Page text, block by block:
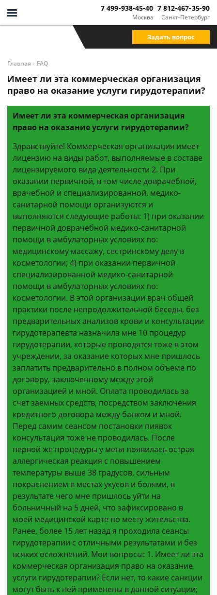
Москва
7 499-938-45-40
Санкт-Петербург
7 812-467-35-90
Задать вопрос
Главная - FAQ
Имеет ли эта коммерческая организация
право на оказание услуги гирудотерапии?
Имеет ли эта коммерческая организация
право на оказание услуги гирудотерапии?
Здравствуйте! Коммерческая организация имеет
лицензию на виды работ, выполняемые в составе
лицензируемого вида деятельности 2. При
оказании первичной, в том числе доврачебной,
врачебной и специализированной, медико-
санитарной помощи организуются и
выполняются следующие работы: 1) при оказании
первичной доврачебной медико-санитарной
помощи в амбулаторных условиях по:
медицинскому массажу, сестринскому делу в
косметологии; 4) при оказании первичной
специализированной медико-санитарной
помощи в амбулаторных условиях по:
косметологии. В этой организации врач общей
практики после непродолжительной беседы, без
предварительных анализов крови и консультации
гирудотерапевта назначила мне 10 процедур
гирудотерапии, которые проводятся тоже в этом
учреждении, за оказание которых мне пришлось
заплатить предварительно в полном объеме по
договору, заключенному между этой
организацией и мной. Оплата проводилась за
счет заемных средств, посредством заключения
кредитного договора между банком и мной.
Перед самим сеансом постановки пиявок
консультация тоже не проводилась. После
первой же процедуры у меня появилась острая
аллергическая реакция с повышением
температуры выше 38 градусов, сильным
покраснением в местах укусов и болями, в
результате чего мне пришлось уйти на
больничный на 5 дней, что зафиксировано в
моей медицинской карте по месту жительства.
Ранее, более 15 лет назад я проходила сеансы
гирудотерапии с отличными результатами и без
всяких осложнений. Мои вопросы: 1. Имеет ли эта
коммерческая организация право на оказание
услуги гирудотерапии? Если нет, то какие санкции
могут быть к ней применены в данной ситуации;